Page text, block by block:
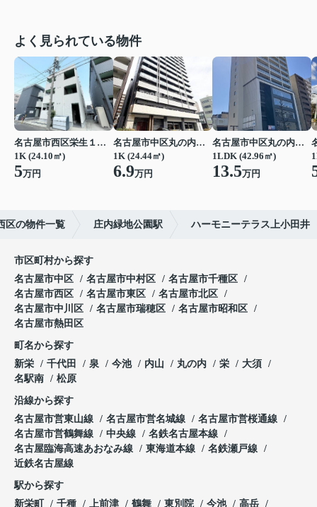
よく見られている物件
名古屋市西区栄生１丁目
1K (24.10㎡)
5万円
名古屋市中区丸の内２丁目
1K (24.44㎡)
6.9万円
名古屋市中区丸の内２丁目
1LDK (42.96㎡)
13.5万円
区の物件一覧 庄内緑地公園駅 ハーモニーテラス上小田井
市区町村から探す
名古屋市中区
名古屋市中村区
名古屋市千種区
名古屋市西区
名古屋市東区
名古屋市北区
名古屋市中川区
名古屋市瑞穂区
名古屋市昭和区
名古屋市熱田区
町名から探す
新栄
千代田 泉 今池 内山 丸の内 栄
大須
名駅南
松原
沿線から探す
名古屋市営東山線
名古屋市営名城線
名古屋市営桜通線
名古屋市営鶴舞線
中央線
名鉄名古屋本線
名古屋臨海高速あおなみ線
東海道本線
名鉄瀬戸線
近鉄名古屋線
駅から探す
新栄町
千種 上前津 鶴舞 東別院 今池
高岳